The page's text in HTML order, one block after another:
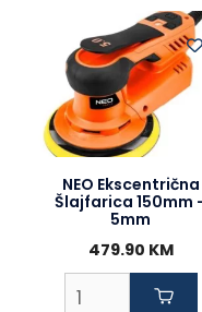
NEO Ekscentrična
Šlajfarica 150mm
5mm
479.90 KM